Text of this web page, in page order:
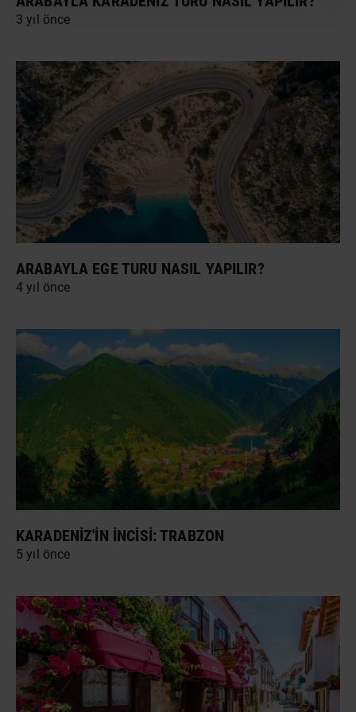
3 yıl önce
ARABAYLA EGE TURU NASIL YAPILIR?
4 yıl önce
KARADENIZ'IN İNCISI: TRABZON
5 yıl önce